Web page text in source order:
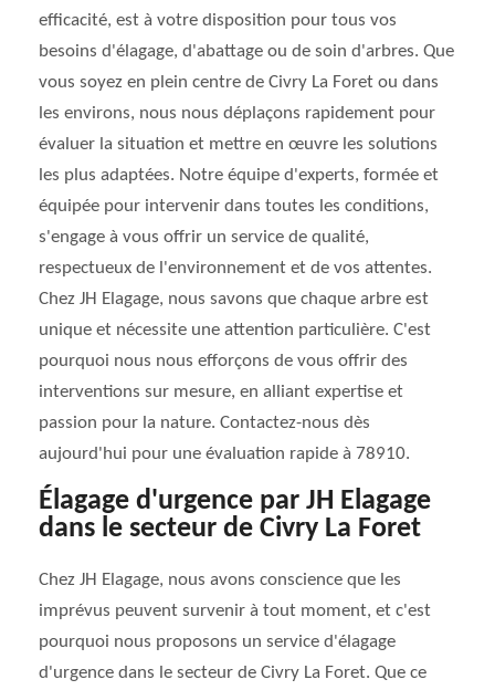
efficacité, est à votre disposition pour tous vos
besoins d'élagage, d'abattage ou de soin d'arbres. Que
vous soyez en plein centre de Civry La Foret ou dans
les environs, nous nous déplaçons rapidement pour
évaluer la situation et mettre en œuvre les solutions
les plus adaptées. Notre équipe d'experts, formée et
équipée pour intervenir dans toutes les conditions,
s'engage à vous offrir un service de qualité,
respectueux de l'environnement et de vos attentes.
Chez JH Elagage, nous savons que chaque arbre est
unique et nécessite une attention particulière. C'est
pourquoi nous nous efforçons de vous offrir des
interventions sur mesure, en alliant expertise et
passion pour la nature. Contactez-nous dès
aujourd'hui pour une évaluation rapide à 78910.
Élagage d'urgence par JH Elagage
dans le secteur de Civry La Foret
Chez JH Elagage, nous avons conscience que les
imprévus peuvent survenir à tout moment, et c'est
pourquoi nous proposons un service d'élagage
d'urgence dans le secteur de Civry La Foret. Que ce